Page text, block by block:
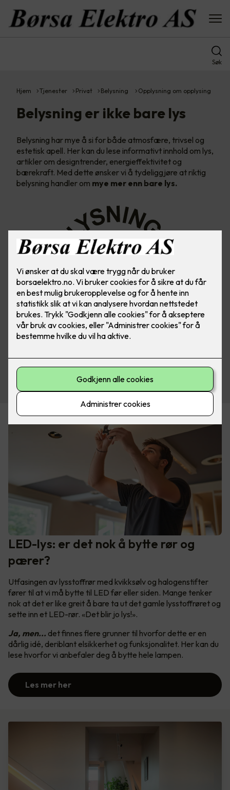
Søk
Hjem Tjenester Privat Belysning Opplysning om opplysing
Belysning er ikke bare lys
Belysning har mye å si for både atmosfære, trivsel og
estetisk apell. Her kan du lese informativt innhold om lys,
artikler om designtrender, energieffektivitet og
bærekraft. Med dette ønsker vi å tydeliggjøre at riktig
belysning handler om mye mer enn bare lys.
Se vårt utvalg av belysning
LED-lys: er det nok å bytte rør og
pærer?
Utfasingen av lysstoffrør med kvikksølv og halogenstifter
fører til at vi må bytte til LED før eller siden. Mange tenker
nok at det er like greit å bare ta ut det gamle lysstoffrøret og
sette inn et LED-rør. «Det blir jo lys!».
Ja, men... det finnes flere grunner til hvorfor dette er en
dårlig idé, deriblant elsikkerhet og funksjonalitet. Her kan du
lese hvorfor vi anbefaler deg å bytte hele lampen.
Les mer her